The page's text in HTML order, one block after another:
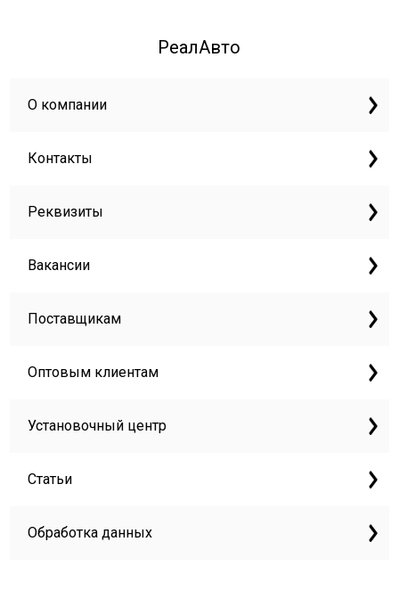
РеалАвто
О компании
Контакты
Реквизиты
Вакансии
Поставщикам
Оптовым клиентам
Установочный центр
Статьи
Обработка данных